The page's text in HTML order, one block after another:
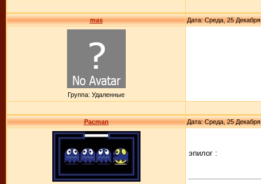
mas Дата: Среда, 25
Группа: Удаленные
Pacman Дата: Среда, 25
эпилог :